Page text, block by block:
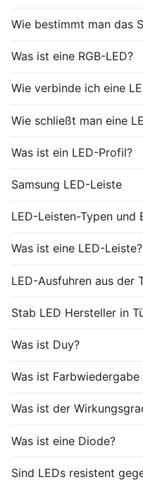
Wie bestimmt man das
Was ist eine RGB-LED?
Wie verbinde ich eine
Wie schließt man eine
Was ist ein LED-Profil?
Samsung LED-Leiste
LED-Leisten-Typen und
Was ist eine LED-Leiste?
LED-Ausfuhren aus der
Stab LED Hersteller in
Was ist Duy?
Was ist Farbwiedergabe
Was ist der
Was ist eine Diode?
Sind LEDs resistent